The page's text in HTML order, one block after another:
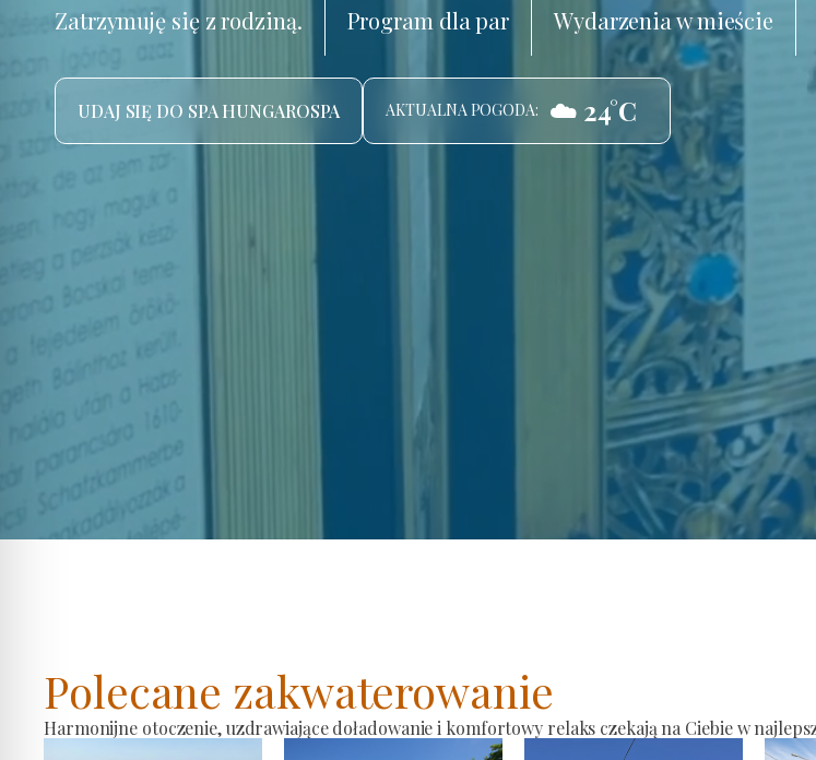
Zatrzymuję się z rodziną. Program dla par Wydarzenia w mieście
UDAJ SIĘ DO SPA HUNGAROSPA AKTUALNA POGODA: ☁️ 24°C
Polecane zakwaterowanie
Harmonijne otoczenie, uzdrawiające doładowanie i komfortowy relaks czekają na Ciebie w